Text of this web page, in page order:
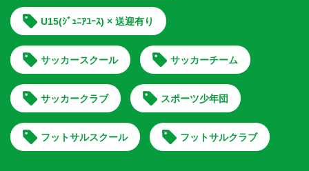
U15(ｼﾞｭﾆｱﾕｰｽ) × 送迎有り
サッカースクール サッカーチーム
サッカークラブ スポーツ少年団
フットサルスクール フットサルクラブ